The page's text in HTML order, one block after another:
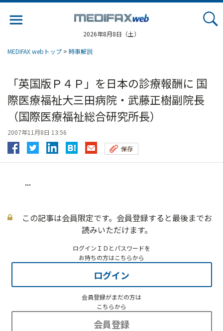
2026年8月8日（土）
MEDIFAX webトップ > 時事解説
「英国版Ｐ４Ｐ」を日本の診療報酬に 国
際医療福祉大三田病院・武藤正樹副院長
（国際医療福祉総合研究所長）
2007年11月8日 13:56
保存
...
この記事は会員限定です。会員登録すると最後までお
読みいただけます。
ログインＩＤとパスワードを
お持ちの方はこちらから
ログイン
会員登録がまだの方は
こちらから
会員登録